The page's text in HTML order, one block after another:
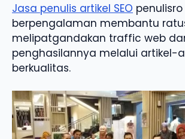
Jasa penulis artikel SEO penulisro
berpengalaman membantu
melipatgandakan traffic web
penghasilannya melalui artikel-
berkualitas.